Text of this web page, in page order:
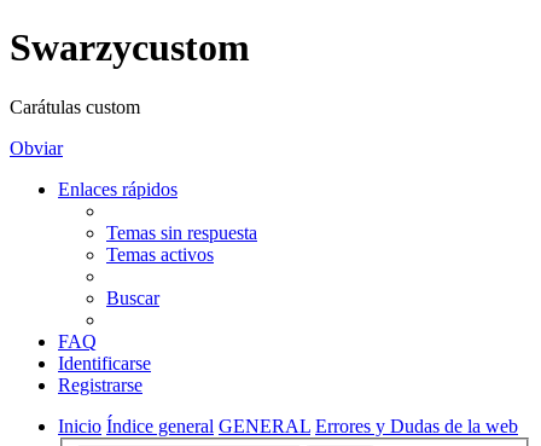
Swarzycustom
Carátulas custom
Obviar
Enlaces rápidos
Temas sin respuesta
Temas activos
Buscar
FAQ
Identificarse
Registrarse
Inicio Índice general GENERAL Errores y Dudas de la web